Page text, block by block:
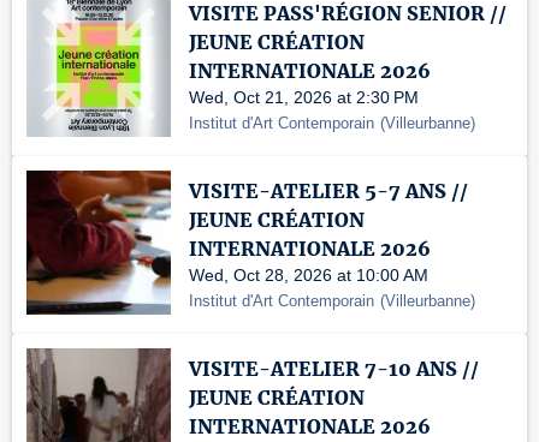
VISITE PASS'RÉGION SENIOR //
JEUNE CRÉATION
INTERNATIONALE 2026
Wed, Oct 21, 2026 at 2:30 PM
Institut d'Art Contemporain (Villeurbanne)
VISITE-ATELIER 5-7 ANS //
JEUNE CRÉATION
INTERNATIONALE 2026
Wed, Oct 28, 2026 at 10:00 AM
Institut d'Art Contemporain (Villeurbanne)
VISITE-ATELIER 7-10 ANS //
JEUNE CRÉATION
INTERNATIONALE 2026